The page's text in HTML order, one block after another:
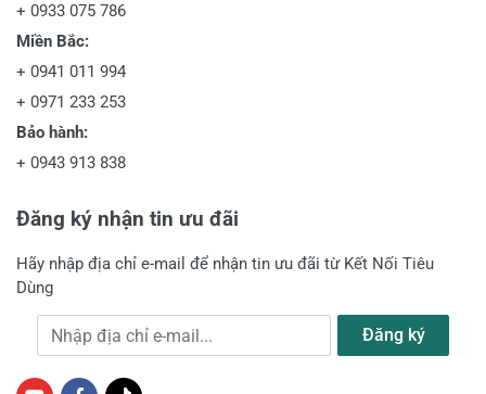
+ 0933 075 786
Miền Bắc:
+ 0941 011 994
+ 0971 233 253
Bảo hành:
+ 0943 913 838
Đăng ký nhận tin ưu đãi
Hãy nhập địa chỉ e-mail để nhận tin ưu đãi từ Kết Nối Tiêu
Dùng
Địa chỉ e-mail Đăng ký